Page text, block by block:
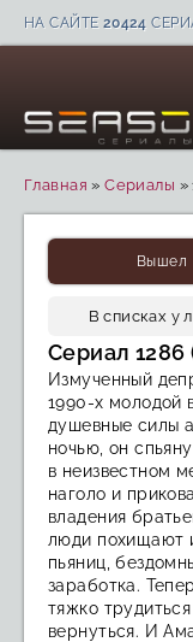
НА САЙТЕ 20424
Главная »Сериалы »
Вышел
В списках у
Сериал 1286
Измученный
1990-х молодой
душевные силы
ночью, он
в неизвестном
наголо и
владения
люди похищают
пьяниц,
заработка.
тяжко
вернуться. И